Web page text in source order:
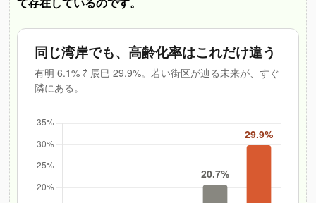
同じ湾岸でも、高齢化率はこれだけ違う
有明 6.1% ⇄ 辰巳 29.9%。若い街区が辿る未来が、すぐ
隣にある。